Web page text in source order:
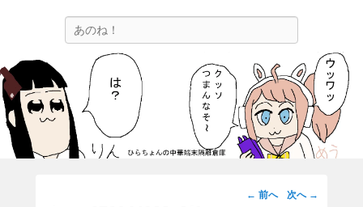
ひらちょんの中華端末隔離倉庫
ほたがページ上部にある検索バーを消してくれたサイトです。
画
← 前へ 次へ →